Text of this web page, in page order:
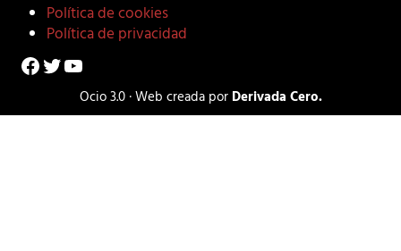
Política de cookies
Política de privacidad
Facebook
Twitter
YouTube
Ocio 3.0 · Web creada por Derivada Cero.